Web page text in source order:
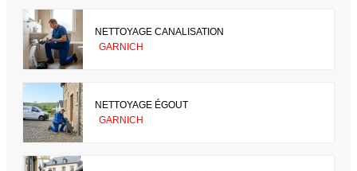
NETTOYAGE CANALISATION
GARNICH
NETTOYAGE ÉGOUT
GARNICH